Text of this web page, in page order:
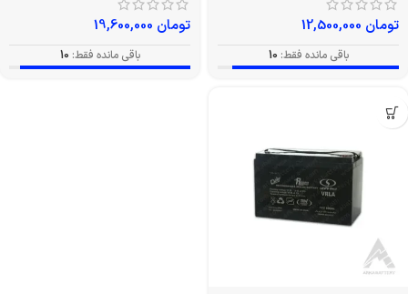
تومان
باقی مانده فقط: 10
تومان
باقی مانده فقط: 10